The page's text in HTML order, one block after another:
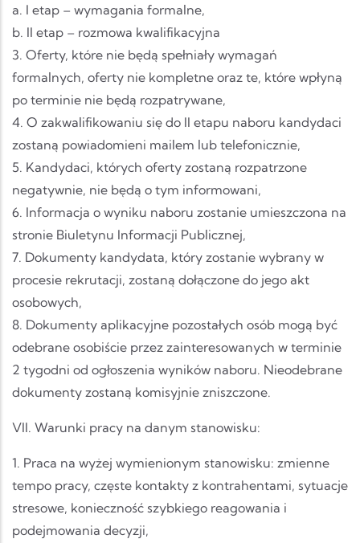
a. I etap – wymagania formalne,
b. II etap – rozmowa kwalifikacyjna
3. Oferty, które nie będą spełniały wymagań
formalnych, oferty nie kompletne oraz te, które wpłyną
po terminie nie będą rozpatrywane,
4. O zakwalifikowaniu się do II etapu naboru kandydaci
zostaną powiadomieni mailem lub telefonicznie,
5. Kandydaci, których oferty zostaną rozpatrzone
negatywnie, nie będą o tym informowani,
6. Informacja o wyniku naboru zostanie umieszczona na
stronie Biuletynu Informacji Publicznej,
7. Dokumenty kandydata, który zostanie wybrany w
procesie rekrutacji, zostaną dołączone do jego akt
osobowych,
8. Dokumenty aplikacyjne pozostałych osób mogą być
odebrane osobiście przez zainteresowanych w terminie
2 tygodni od ogłoszenia wyników naboru. Nieodebrane
dokumenty zostaną komisyjnie zniszczone.
VII. Warunki pracy na danym stanowisku:
1. Praca na wyżej wymienionym stanowisku: zmienne
tempo pracy, częste kontakty z kontrahentami, sytuacje
stresowe, konieczność szybkiego reagowania i
podejmowania decyzji,